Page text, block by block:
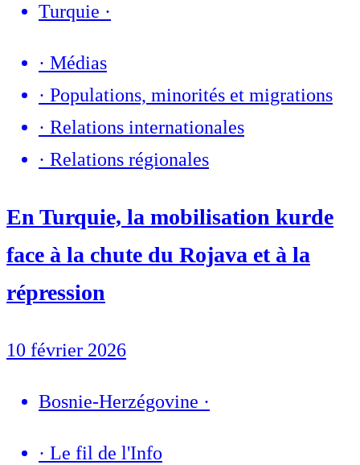
Turquie ·
· Médias
· Populations, minorités et migrations
· Relations internationales
· Relations régionales
En Turquie, la mobilisation kurde
face à la chute du Rojava et à la
répression
10 février 2026
Bosnie-Herzégovine ·
· Le fil de l'Info